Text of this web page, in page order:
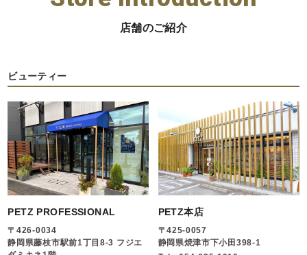
店舗のご紹介
ビューティー
PETZ PROFESSIONAL
〒426-0034
静岡県藤枝市駅前1丁目8-3 フジエ
PETZ本店
〒425-0057
静岡県焼津市下小田398-1